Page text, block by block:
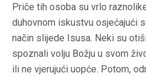
Priče tih osoba su vrlo
duhovnom iskustvu osjećajući
način slijede Isusa. Neki su
spoznali volju Božju u svom
ili ne vjerujući uopće. Potom,